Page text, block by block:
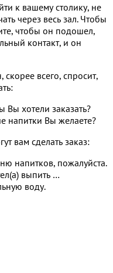
к вашему столику, не
через весь зал. Чтобы
чтобы он подошел,
контакт, и он
всего, спросит,
Вы хотели заказать?
напитки Вы желаете?
вам сделать заказ:
напитков, пожалуйста.
выпить …
воду.